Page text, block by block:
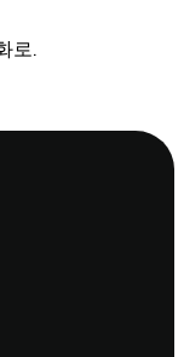
로.